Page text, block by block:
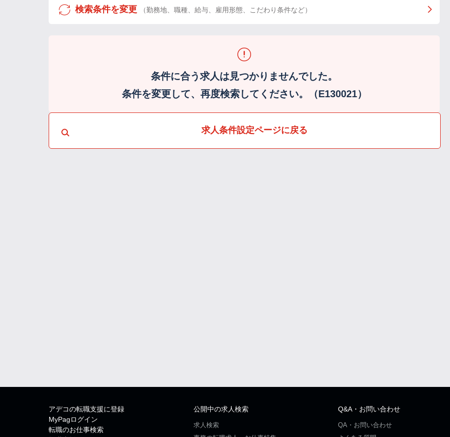
検索条件を変更 （勤務地、職種、給与、雇用形態、こだわり条件など）
条件に合う求人は見つかりませんでした。
条件を変更して、再度検索してください。（E130021）
求人条件設定ページに戻る
アデコの転職支援に登録
MyPagログイン
転職のお仕事検索
公開中の求人検索
求人検索
Q&A・お問い合わせ
QA・お問い合わせ